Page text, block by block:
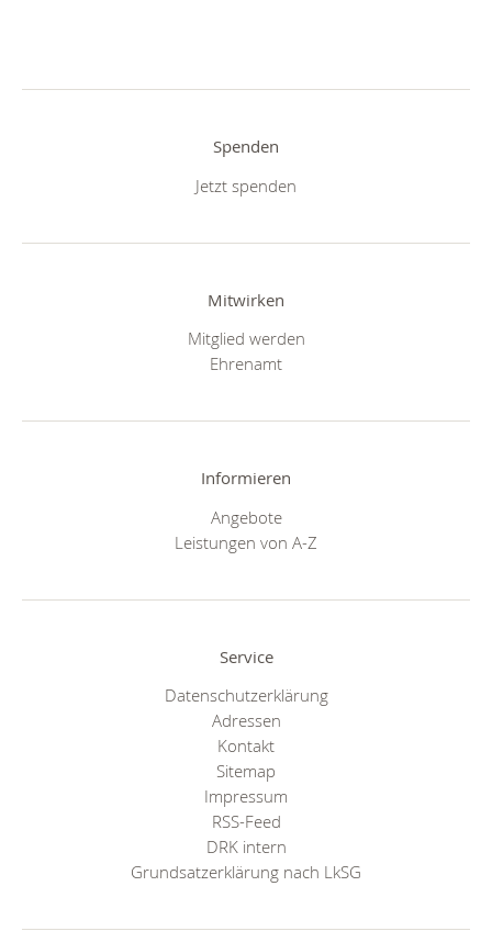
Spenden
Jetzt spenden
Mitwirken
Mitglied werden
Ehrenamt
Informieren
Angebote
Leistungen von A-Z
Service
Datenschutzerklärung
Adressen
Kontakt
Sitemap
Impressum
RSS-Feed
DRK intern
Grundsatzerklärung nach LkSG